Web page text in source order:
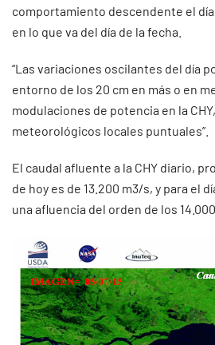
comportamiento descendente el
en lo que va del día de la fecha.
“Las variaciones oscilantes del día
entorno de los 20 cm en más o en
modulaciones de potencia en la
meteorológicos locales puntuales”.
El caudal afluente a la CHY diario,
de hoy es de 13.200 m3/s, y para el
una afluencia del orden de los